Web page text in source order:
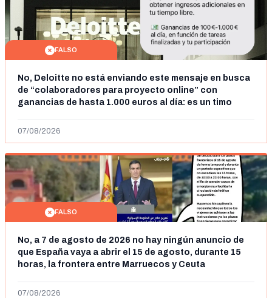
FALSO
No, Deloitte no está enviando este mensaje en busca
de “colaboradores para proyecto online” con
ganancias de hasta 1.000 euros al día: es un timo
07/08/2026
FALSO
No, a 7 de agosto de 2026 no hay ningún anuncio de
que España vaya a abrir el 15 de agosto, durante 15
horas, la frontera entre Marruecos y Ceuta
07/08/2026